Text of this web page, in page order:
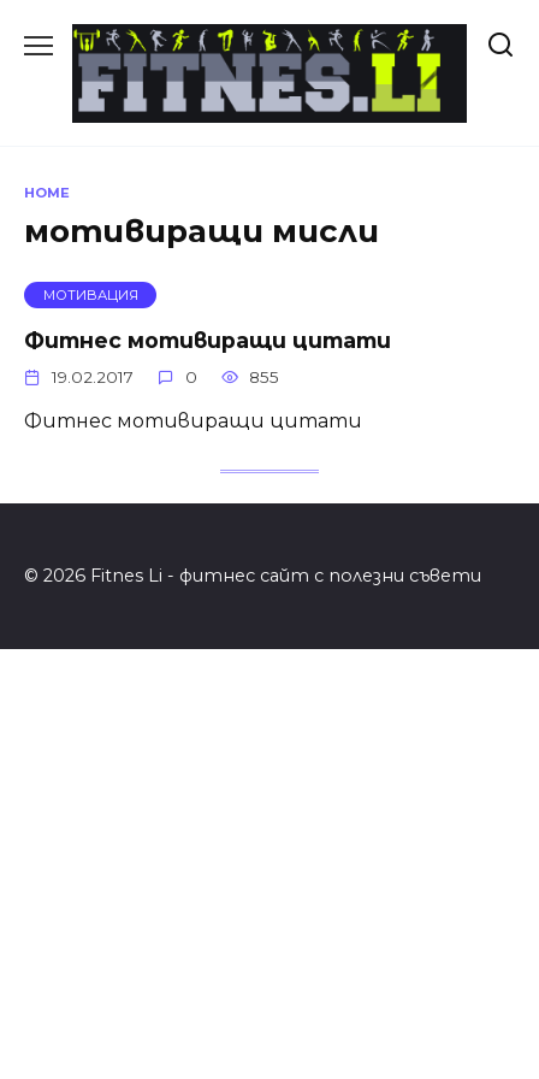
HOME
мотивиращи мисли
МОТИВАЦИЯ
Фитнес мотивиращи цитати
19.02.2017 0 855
Фитнес мотивиращи цитати
© 2026 Fitnes Li - фитнес сайт с полезни съвети